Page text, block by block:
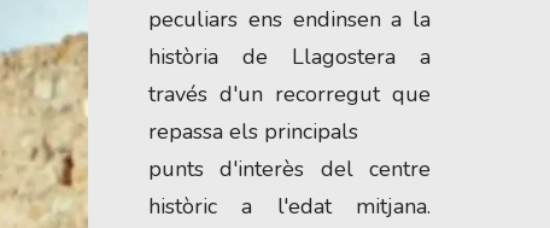
peculiars ens endinsen a la
història de Llagostera a
través d'un recorregut que
repassa els principals
punts d'interès del centre
històric a l'edat mitjana.